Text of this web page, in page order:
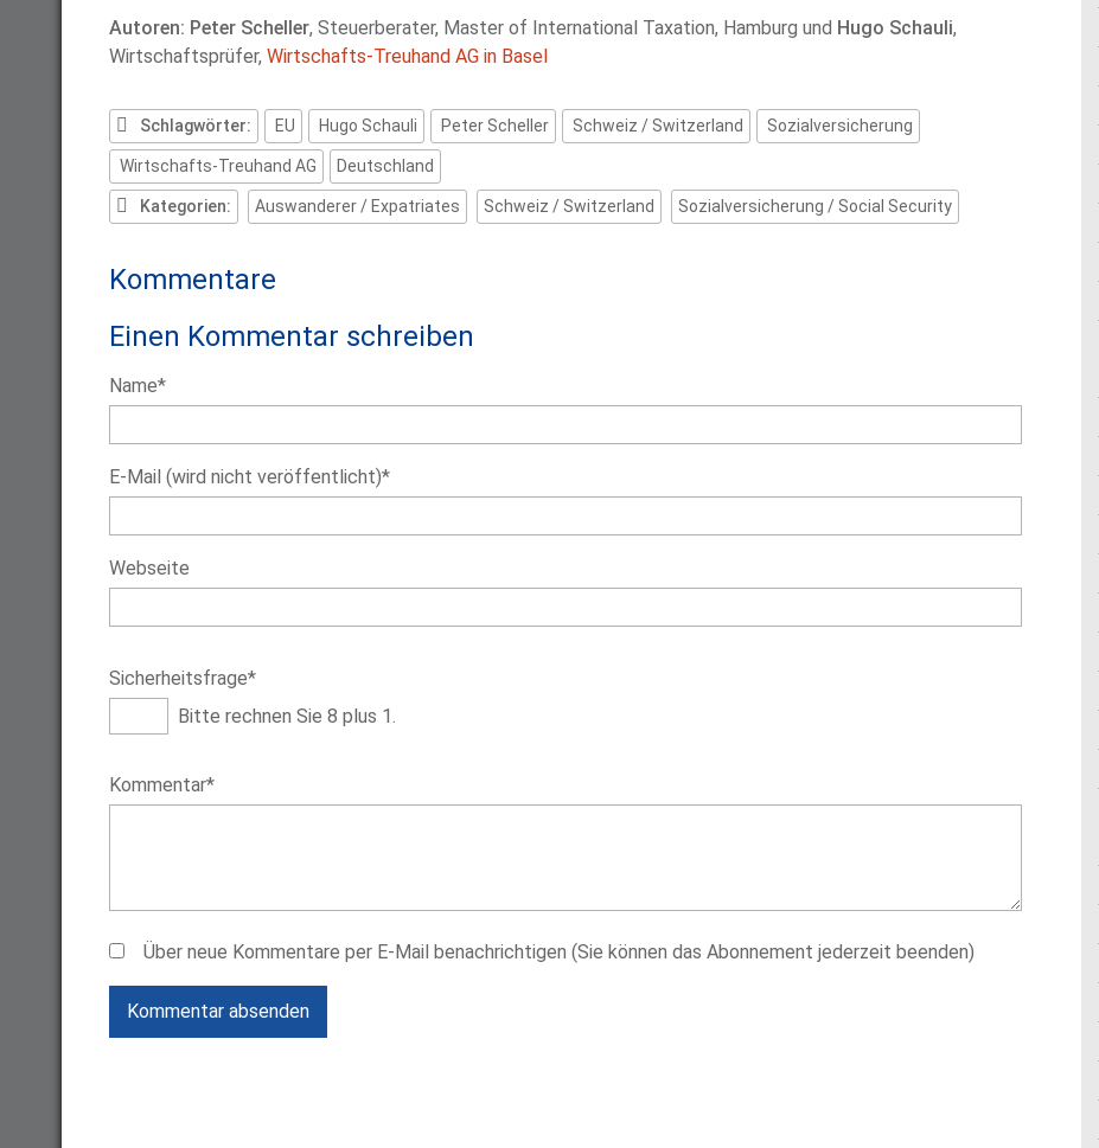
Autoren: Peter Scheller, Steuerberater, Master of International Taxation, Hamburg und Hugo Schauli,
Wirtschaftsprüfer, Wirtschafts-Treuhand AG in Basel
Schlagwörter: EU Hugo Schauli Peter Scheller Schweiz / Switzerland Sozialversicherung
Wirtschafts-Treuhand AG Deutschland
Kategorien: Auswanderer / Expatriates Schweiz / Switzerland Sozialversicherung / Social Security
Kommentare
Einen Kommentar schreiben
Pflichtfeld
Name*
Pflichtfeld
E-Mail (wird nicht veröffentlicht)*
Webseite
Pflichtfeld
Sicherheitsfrage*
Bitte rechnen Sie 8 plus 1.
Pflichtfeld
Kommentar*
Über neue Kommentare per E-Mail benachrichtigen (Sie können das Abonnement jederzeit beenden)
Kommentar absenden